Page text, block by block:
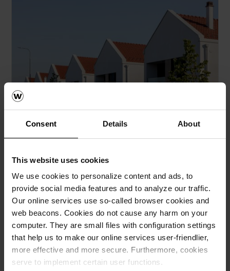
Consent Details About
This website uses cookies
We use cookies to personalize content and ads, to
provide social media features and to analyze our traffic.
Our online services use so-called browser cookies and
web beacons. Cookies do not cause any harm on your
computer. They are small files with configuration settings
that help us to make our online services user-friendlier,
more effective and more secure. Furthermore, cookies
serve to implement certain user functions.
Ќерамидите – најсигурен избор за
покрив отпорен на екстремни
временски услови
Нестабилноста и поизразените временски непогоди
невреме што ги погоди населените места низ
Македонија предизвика голема штета на многу
објекти, особено на покривите.